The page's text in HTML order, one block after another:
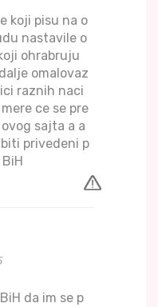
koji pisu na o
nastavile o
ohrabruju
omalovaz
raznih naci
ce se pre
sajta a a
privedeni p
da im se p